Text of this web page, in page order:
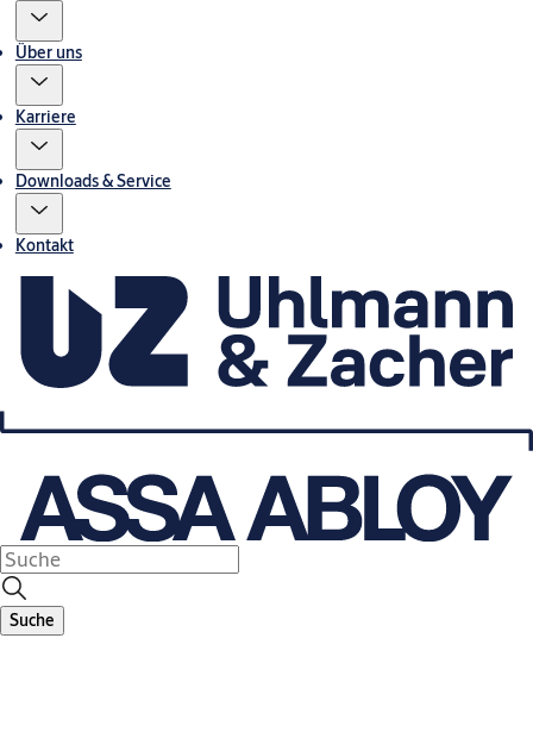
Über uns
Karriere
Downloads & Service
Kontakt
Suche